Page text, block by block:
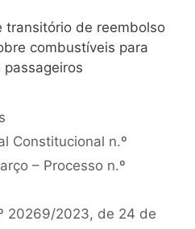
transitório de reembolso
combustíveis para
Constitucional n.º
– Processo n.º
20269/2023, de 24 de